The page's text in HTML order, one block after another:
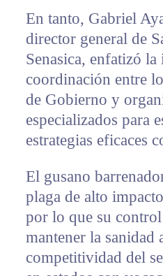
En tanto, Gabriel
director general de
Senasica, enfatizó
coordinación entre
de Gobierno y
especializados para
estrategias eficaces
El gusano
plaga de alto
por lo que su
mantener la sanidad
competitividad del